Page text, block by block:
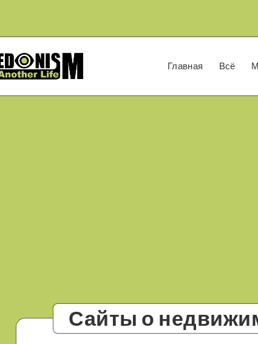
Главная Всё
Сайты о